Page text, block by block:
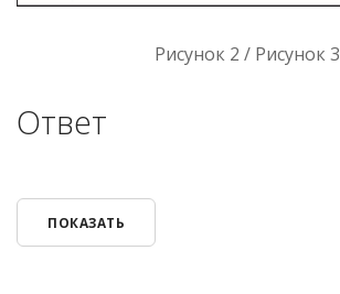
Рисунок 2 / Рисунок 3
Ответ
ПОКАЗАТЬ